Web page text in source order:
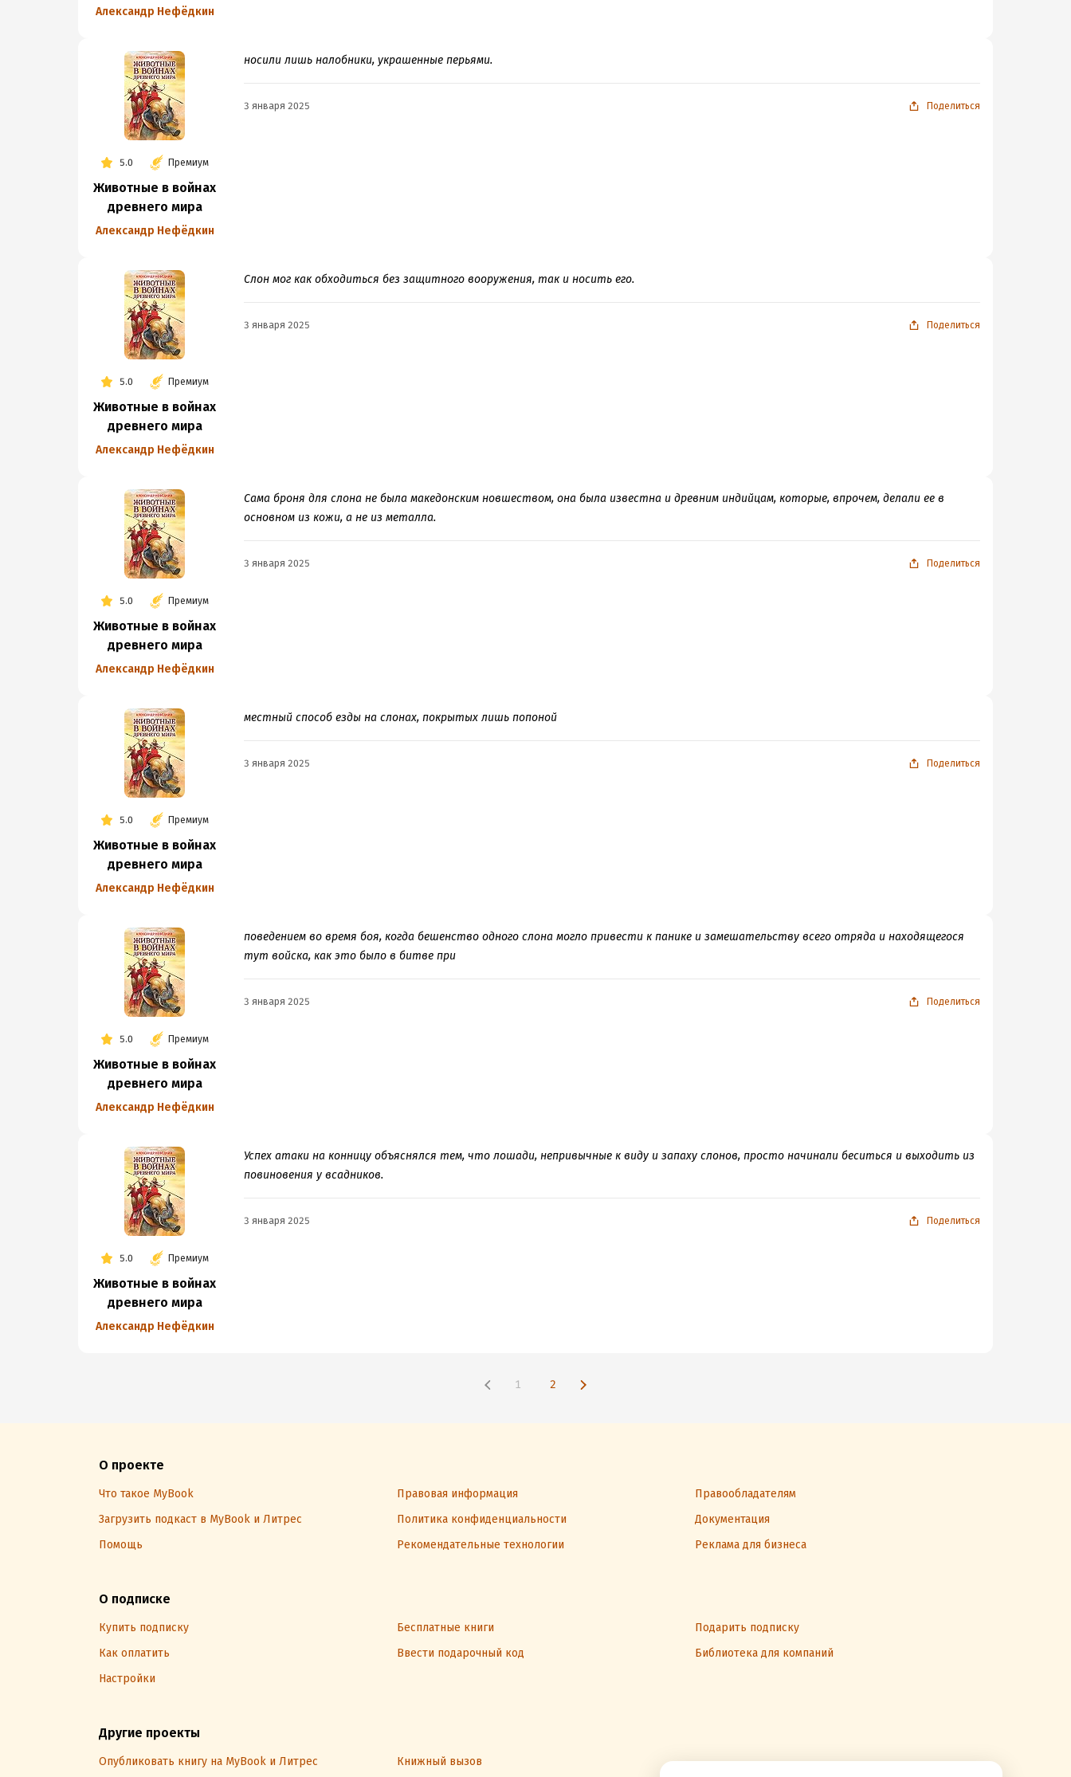
Александр Нефёдкин
5.0 Премиум
Животные в войнах
древнего мира
Александр Нефёдкин
носили лишь налобники, украшенные перьями.
3 января 2025 Поделиться
5.0 Премиум
Животные в войнах
древнего мира
Александр Нефёдкин
Слон мог как обходиться без защитного вооружения, так и носить его.
3 января 2025 Поделиться
5.0 Премиум
Животные в войнах
древнего мира
Александр Нефёдкин
Сама броня для слона не была македонским новшеством, она была известна и древним индийцам, которые, впрочем, делали ее в
основном из кожи, а не из металла.
3 января 2025 Поделиться
5.0 Премиум
Животные в войнах
древнего мира
Александр Нефёдкин
местный способ езды на слонах, покрытых лишь попоной
3 января 2025 Поделиться
5.0 Премиум
Животные в войнах
древнего мира
Александр Нефёдкин
поведением во время боя, когда бешенство одного слона могло привести к панике и замешательству всего отряда и находящегося
тут войска, как это было в битве при
3 января 2025 Поделиться
5.0 Премиум
Животные в войнах
древнего мира
Александр Нефёдкин
Успех атаки на конницу объяснялся тем, что лошади, непривычные к виду и запаху слонов, просто начинали беситься и выходить из
повиновения у всадников.
3 января 2025 Поделиться
1 2
О проекте
Что такое MyBook Правовая информация
Правообладателям
Загрузить подкаст в MyBook и Литрес
Политика конфиденциальности
Документация
Помощь
Рекомендательные технологии Реклама для бизнеса
О подписке
Купить подписку Бесплатные книги
Подарить подписку
Как оплатить
Ввести подарочный код
Библиотека для компаний
Настройки
Другие проекты
Опубликовать книгу на MyBook и Литрес Книжный вызов